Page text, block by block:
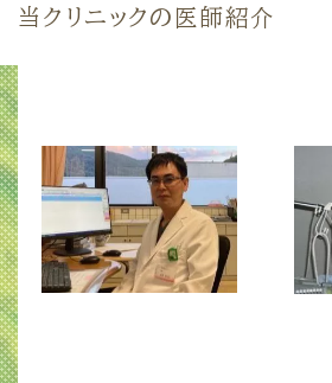
当クリニックの医師紹介